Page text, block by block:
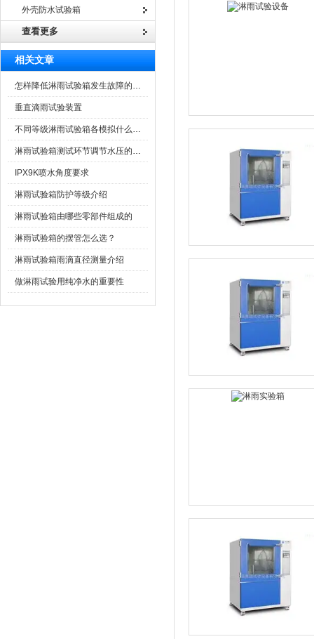
外壳防水试验箱
查看更多
相关文章
怎样降低淋雨试验箱发生故障的频率?
垂直滴雨试验装置
不同等级淋雨试验箱各模拟什么环境
淋雨试验箱测试环节调节水压的技术参数
IPX9K喷水角度要求
淋雨试验箱防护等级介绍
淋雨试验箱由哪些零部件组成的
淋雨试验箱的摆管怎么选？
淋雨试验箱雨滴直径测量介绍
做淋雨试验用纯净水的重要性